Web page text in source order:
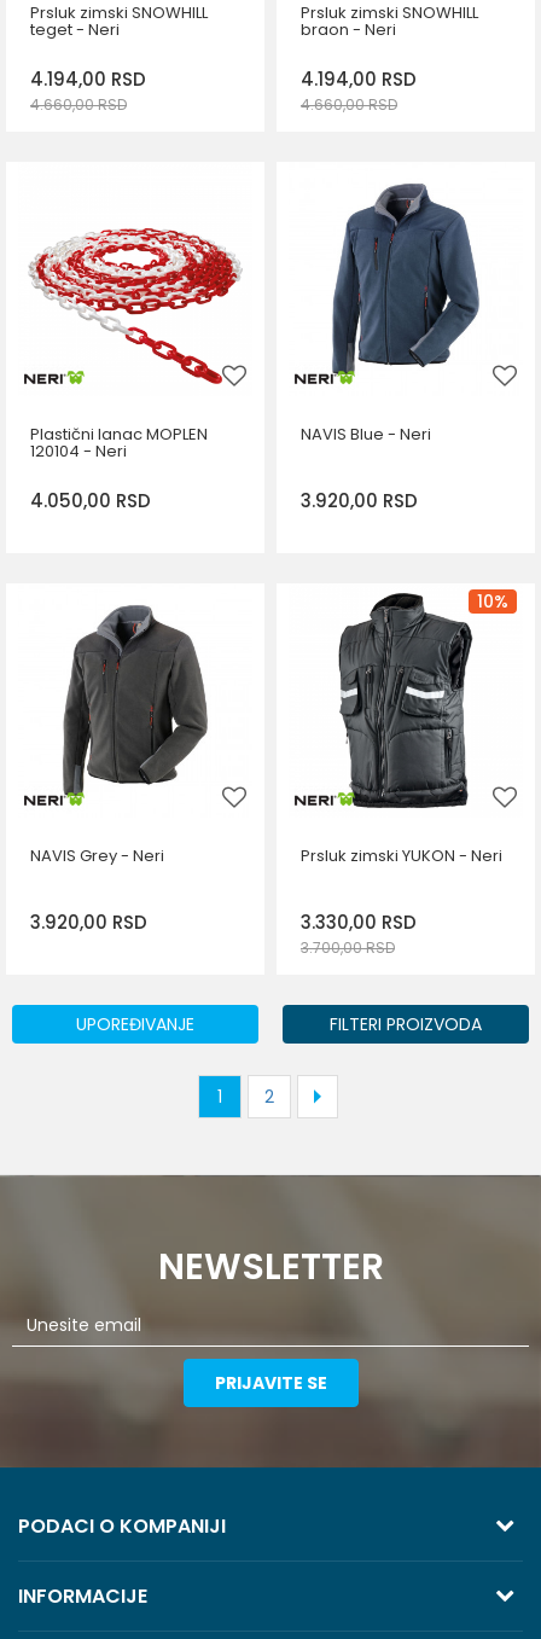
Prsluk zimski SNOWHILL
teget - Neri
4.194,00 RSD
4.660,00RSD
2XL
Prsluk zimski SNOWHILL
braon - Neri
4.194,00 RSD
4.660,00RSD
M
Plastični lanac MOPLEN
120104 - Neri
4.050,00 RSD
DODAJ U KORPU
NAVIS Blue - Neri
3.920,00 RSD
DODAJ U KORPU
NAVIS Grey - Neri
3.920,00 RSD
Veličina DODAJ U KORPU
10%
Prsluk zimski YUKON - Neri
3.330,00 RSD
3.700,00RSD
Veličina
2XL
DODAJ U KORPU
UPOREĐIVANJE FILTERI PROIZVODA
1 2
NEWSLETTER
PRIJAVITE SE
PODACI O KOMPANIJI
INFORMACIJE